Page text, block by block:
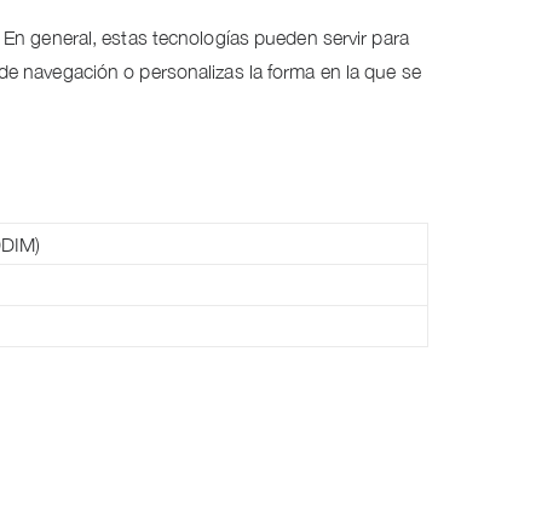
general, estas tecnologías pueden servir para
navegación o personalizas la forma en la que se